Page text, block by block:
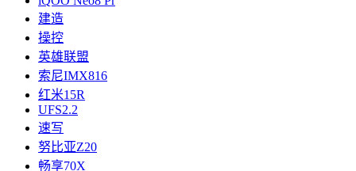
建造
操控
英雄联盟
索尼IMX816
红米15R
UFS2.2
速写
努比亚Z20
畅享70X